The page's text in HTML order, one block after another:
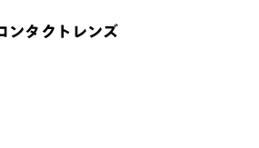
ンタクトレンズ